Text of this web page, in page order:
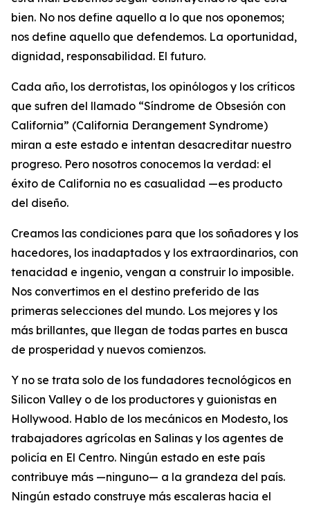
bien. No nos define aquello a lo que nos oponemos;
nos define aquello que defendemos. La oportunidad,
dignidad, responsabilidad. El futuro.
Cada año, los derrotistas, los opinólogos y los críticos
que sufren del llamado “Síndrome de Obsesión con
California” (California Derangement Syndrome)
miran a este estado e intentan desacreditar nuestro
progreso. Pero nosotros conocemos la verdad: el
éxito de California no es casualidad —es producto
del diseño.
Creamos las condiciones para que los soñadores y los
hacedores, los inadaptados y los extraordinarios, con
tenacidad e ingenio, vengan a construir lo imposible.
Nos convertimos en el destino preferido de las
primeras selecciones del mundo. Los mejores y los
más brillantes, que llegan de todas partes en busca
de prosperidad y nuevos comienzos.
Y no se trata solo de los fundadores tecnológicos en
Silicon Valley o de los productores y guionistas en
Hollywood. Hablo de los mecánicos en Modesto, los
trabajadores agrícolas en Salinas y los agentes de
policía en El Centro. Ningún estado en este país
contribuye más —ninguno— a la grandeza del país.
Ningún estado construye más escaleras hacia el